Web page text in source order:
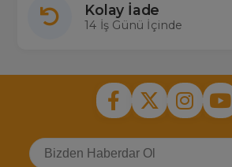
Kolay İade
14 İş Günü İçinde